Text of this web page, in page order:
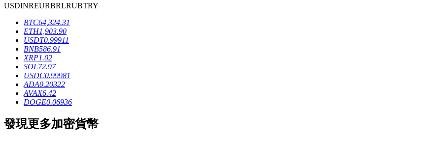
Launchpool
活期質押獲得熱門資產
USDINREURBRLRUBTRY
BTC64,324.31
ETH1,903.90
USDT0.99911
BNB586.91
XRP1.02
SOL72.97
USDC0.99981
ADA0.20322
AVAX6.42
DOGE0.06936
發現更多加密貨幣